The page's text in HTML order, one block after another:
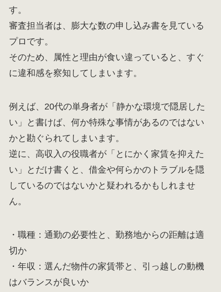
す。
審査担当者は、膨大な数の申し込み書を見ている
プロです。
そのため、属性と理由が食い違っていると、すぐ
に違和感を察知してしまいます。
例えば、20代の単身者が「静かな環境で隠居した
い」と書けば、何か特殊な事情があるのではない
かと勘ぐられてしまいます。
逆に、高収入の役職者が「とにかく家賃を抑えた
い」とだけ書くと、借金や何らかのトラブルを隠
しているのではないかと疑われるかもしれませ
ん。
・職種：通勤の必要性と、勤務地からの距離は適
切か
・年収：選んだ物件の家賃帯と、引っ越しの動機
はバランスが良いか